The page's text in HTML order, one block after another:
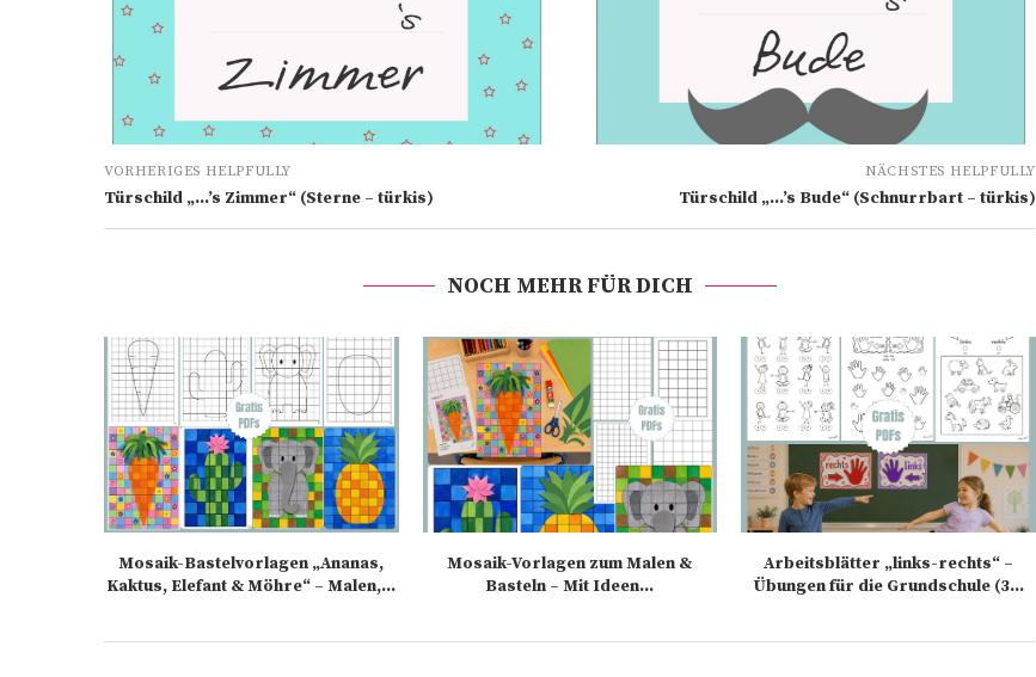
VORHERIGES HELPFULLY
Türschild „…’s Zimmer“ (Sterne – türkis)
NÄCHSTES HELPFULLY
Türschild „…’s Bude“ (Schnurrbart – türkis)
NOCH MEHR FÜR DICH
Mosaik-Bastelvorlagen „Ananas,
Kaktus, Elefant & Möhre“ – Malen,...
Mosaik-Vorlagen zum Malen &
Basteln – Mit Ideen...
Arbeitsblätter „links-rechts“ –
Übungen für die Grundschule (3...